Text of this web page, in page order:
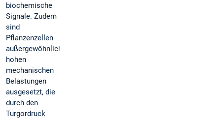
biochemische
Signale. Zudem
sind
Pflanzenzellen
außergewöhnlich
hohen
mechanischen
Belastungen
ausgesetzt, die
durch den
Turgordruck